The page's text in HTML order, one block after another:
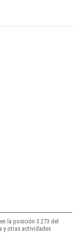
la posición 3.273 del
y otras actividades